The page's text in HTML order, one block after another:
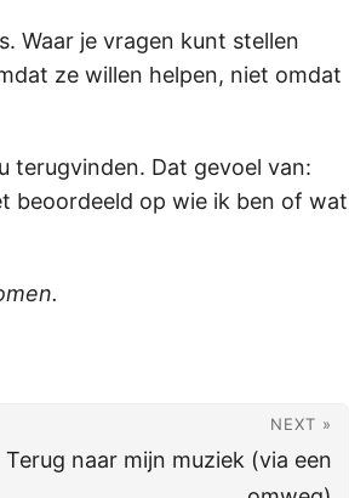
Waar je vragen kunt stellen
ze willen helpen, niet omdat
terugvinden. Dat gevoel van:
beoordeeld op wie ik ben of wat
NEXT »
Terug naar mijn muziek (via een